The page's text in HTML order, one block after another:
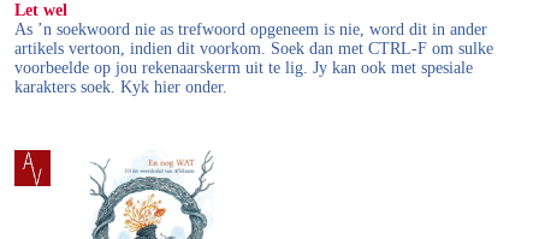
Let wel
As ’n soekwoord nie as trefwoord opgeneem is nie, word dit in ander
artikels vertoon, indien dit voorkom. Soek dan met CTRL-F om sulke
voorbeelde op jou rekenaarskerm uit te lig. Jy kan ook met spesiale
karakters soek. Kyk hier onder.